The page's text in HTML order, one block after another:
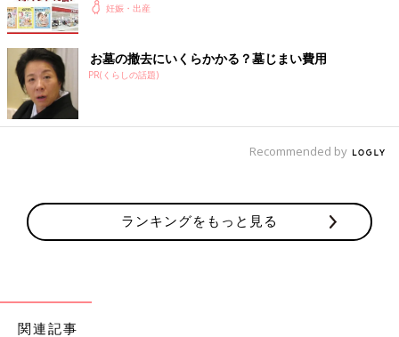
プボタンが付いているのだとか。着脱しやすそうなマタニティパ
ジャマですね。
妊娠・出産
お墓の撤去にいくらかかる？墓じまい費用
PR(くらしの話題)
Recommended by
ランキングをもっと見る
関連記事